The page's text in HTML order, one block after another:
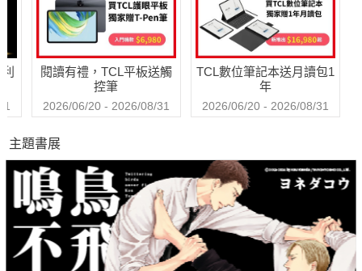
閱讀有禮，TCL平板送觸
控筆
2026/06/20 - 2026/08/31
TCL數位筆記本送月讀包1
年
2026/06/20 - 2026/08/31
主題書展